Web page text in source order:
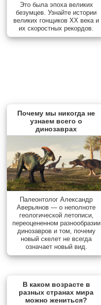
Это была эпоха великих
безумцев. Узнайте истории
великих гонщиков XX века и
их скоростных рекордов.
Почему мы никогда не
узнаем всего о
динозаврах
Палеонтолог Александр
Аверьянов — о неполноте
геологической летописи,
переоцененном разнообразии
динозавров и том, почему
новый скелет не всегда
означает новый вид.
В каком возрасте в
разных странах мира
можно жениться?